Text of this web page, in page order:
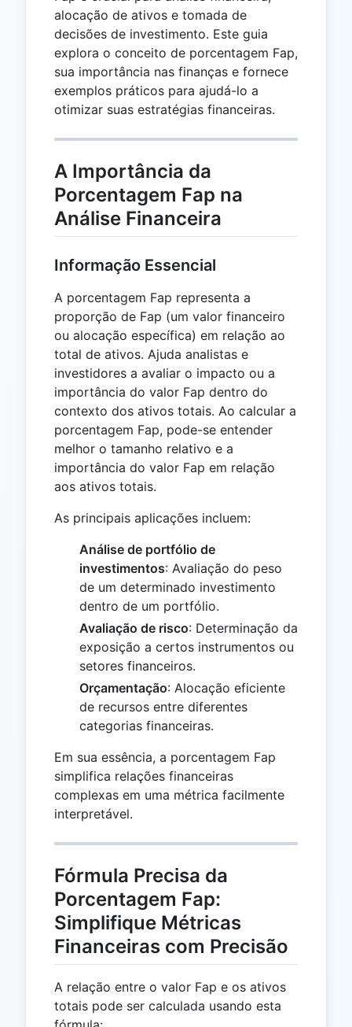
alocação de ativos e tomada de
decisões de investimento. Este guia
explora o conceito de porcentagem Fap,
sua importância nas finanças e fornece
exemplos práticos para ajudá-lo a
otimizar suas estratégias financeiras.
A Importância da
Porcentagem Fap na
Análise Financeira
Informação Essencial
A porcentagem Fap representa a
proporção de Fap (um valor financeiro
ou alocação específica) em relação ao
total de ativos. Ajuda analistas e
investidores a avaliar o impacto ou a
importância do valor Fap dentro do
contexto dos ativos totais. Ao calcular a
porcentagem Fap, pode-se entender
melhor o tamanho relativo e a
importância do valor Fap em relação
aos ativos totais.
As principais aplicações incluem:
Análise de portfólio de
investimentos: Avaliação do peso
de um determinado investimento
dentro de um portfólio.
Avaliação de risco: Determinação da
exposição a certos instrumentos ou
setores financeiros.
Orçamentação: Alocação eficiente
de recursos entre diferentes
categorias financeiras.
Em sua essência, a porcentagem Fap
simplifica relações financeiras
complexas em uma métrica facilmente
interpretável.
Fórmula Precisa da
Porcentagem Fap:
Simplifique Métricas
Financeiras com Precisão
A relação entre o valor Fap e os ativos
totais pode ser calculada usando esta